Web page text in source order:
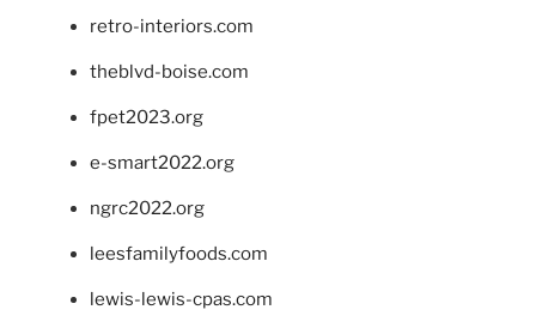
retro-interiors.com
theblvd-boise.com
fpet2023.org
e-smart2022.org
ngrc2022.org
leesfamilyfoods.com
lewis-lewis-cpas.com